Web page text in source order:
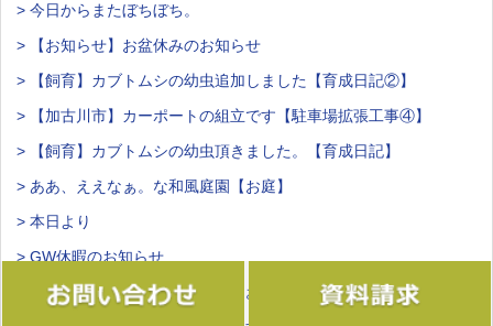
> 今日からまたぼちぼち。
> 【お知らせ】お盆休みのお知らせ
> 【飼育】カブトムシの幼虫追加しました【育成日記②】
> 【加古川市】カーポートの組立です【駐車場拡張工事④】
> 【飼育】カブトムシの幼虫頂きました。【育成日記】
> ああ、ええなぁ。な和風庭園【お庭】
> 本日より
> GW休暇のお知らせ
> ああ、ええなぁ。な和風庭園【お庭】